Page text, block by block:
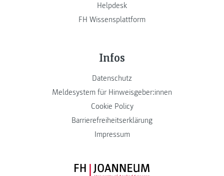
Helpdesk
FH Wissensplattform
Infos
Datenschutz
Meldesystem für Hinweisgeber:innen
Cookie Policy
Barrierefreiheitserklärung
Impressum
FH JOANNEUM Logo